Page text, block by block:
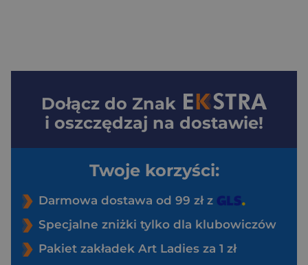
Dołącz do Znak
i oszczędzaj na dostawie!
Twoje korzyści:
Darmowa dostawa od 99 zł z
Specjalne zniżki tylko dla klubowiczów
Pakiet zakładek Art Ladies za 1 zł